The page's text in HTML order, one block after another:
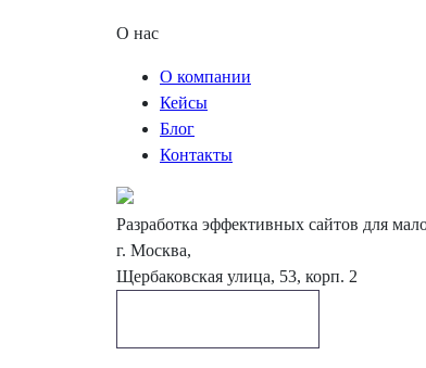
О нас
О компании
Кейсы
Блог
Контакты
Разработка эффективных сайтов для
г. Москва,
Щербаковская улица, 53, корп. 2